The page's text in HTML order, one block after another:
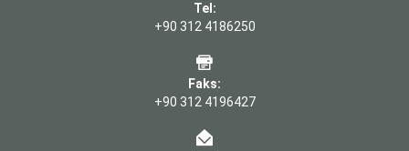
Tel:
+90 312 4186250
Faks:
+90 312 4196427